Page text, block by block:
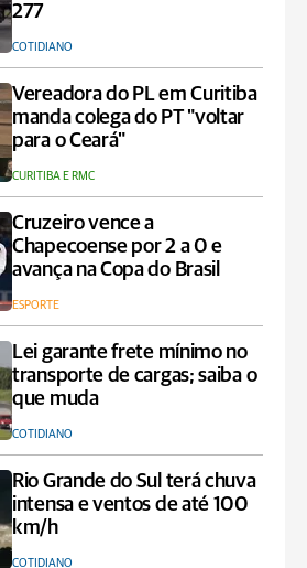
277
COTIDIANO
Vereadora do PL em Curitiba
manda colega do PT "voltar
para o Ceará"
CURITIBA E RMC
Cruzeiro vence a
Chapecoense por 2 a 0 e
avança na Copa do Brasil
ESPORTE
Lei garante frete mínimo no
transporte de cargas; saiba o
que muda
COTIDIANO
Rio Grande do Sul terá chuva
intensa e ventos de até 100
km/h
COTIDIANO